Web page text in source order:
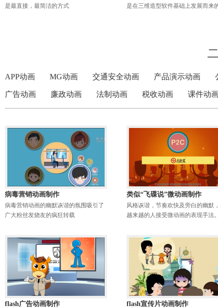
是最直接，最简洁的方式
是在三维造型软件基础上发展而来
APP动画 MG动画 交通安全动画 产品演示动画
广告动画 廉政动画 法制动画 税收动画 课件动
病毒营销动画制作
病毒营销动画的幽默诙谐的氛围吸引了
广大粉丝发烧友的疯狂转载
类似“飞碟说”微动画制作
风格诙谐，节奏欢快及旁白的幽默
越来越的人接受微动画的表现手法
flash广告动画制作 flash宣传片动画制作